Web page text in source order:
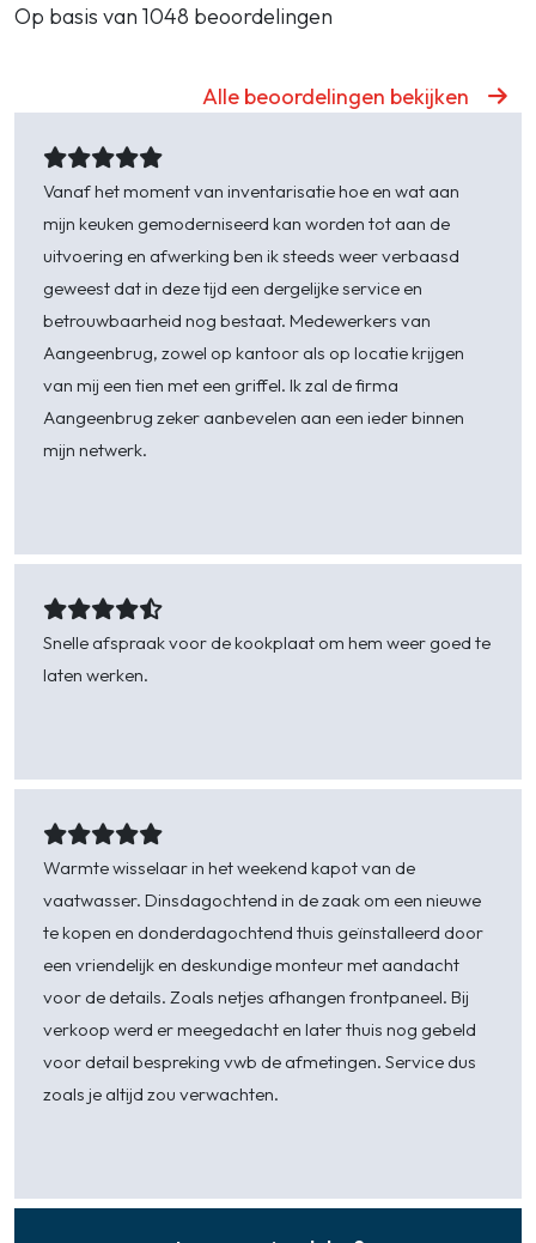
kopje koffie van koffiemachines van Aangeenbrug
Waar moet ik op letten tijdens de aanschaf van
Diverse functies:
koffiemachine is het belangrijk om te kijken naar
de diverse beschikbare functies, die worden
weergegeven in elke productbeschrijving van het
specifieke apparaat. Via de Home Connect App
kan je koffiezetten vanaf je mobiele telefoon! Zo
word je wakker met de heerlijke geur van koffie,
zonder zelf een knop te hoeven aanraken op de
koffiemachine. Maar dat is nog niet alles!
Sommige koffiemachines bieden keuze uit maar
Inhoud van de reservoirs:Een aandachtspunt
om op te letten is het reservoir. Het is namelijk
onhandig om de koffiemachine voortdurend bij
te moeten vullen. Let daarom goed op de inhoud
van de verschillende reservoirs, zoals voor melk,
Kleuren:Onze koffiemachines zijn verkrijgbaar
in diverse moderne en stijlvolle kleuren, zoals
roségoud, obsidiaanzwart en alusilver metallic.
Zo kun je de kleur kiezen die perfect past bij het
interieur van jouw huis of werkplek.
Vrijstaande/inbouwmodellen:We bieden zowel
vrijstaande als inbouwmodellen aan. Onze
vrijstaande modellen zijn eenvoudig te
installeren en gemakkelijk te verplaatsen, wat
handig kan zijn bij een verhuizing. De
inbouwmodellen kunnen in kasten worden
een strakke en moderne uitstraling!
Op basis van 1048 beoordelingen
Alle beoordelingen bekijken
Vanaf het moment van inventarisatie hoe en wat aan
mijn keuken gemoderniseerd kan worden tot aan de
uitvoering en afwerking ben ik steeds weer verbaasd
geweest dat in deze tijd een dergelijke service en
betrouwbaarheid nog bestaat. Medewerkers van
Aangeenbrug, zowel op kantoor als op locatie krijgen
van mij een tien met een griffel. Ik zal de firma
Aangeenbrug zeker aanbevelen aan een ieder binnen
mijn netwerk.
Snelle afspraak voor de kookplaat om hem weer goed te
laten werken.
Warmte wisselaar in het weekend kapot van de
vaatwasser. Dinsdagochtend in de zaak om een nieuwe
te kopen en donderdagochtend thuis geïnstalleerd door
een vriendelijk en deskundige monteur met aandacht
voor de details. Zoals netjes afhangen frontpaneel. Bij
verkoop werd er meegedacht en later thuis nog gebeld
voor detail bespreking vwb de afmetingen. Service dus
zoals je altijd zou verwachten.